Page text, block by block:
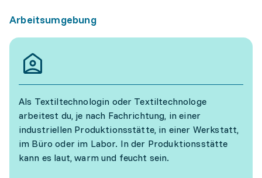
Arbeitsumgebung
Als Textiltechnologin oder Textiltechnologe
arbeitest du, je nach Fachrichtung, in einer
industriellen Produktionsstätte, in einer Werkstatt,
im Büro oder im Labor. In der Produktionsstätte
kann es laut, warm und feucht sein.